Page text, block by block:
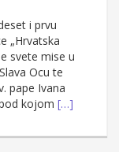
i prvu
„Hrvatska
svete mise u
Ocu te
pape Ivana
kojom […]